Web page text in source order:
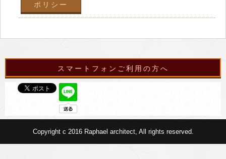
ポリシー
スマートフォンご利用の方へ
Copyright c 2016 Raphael architect, All rights reserved.